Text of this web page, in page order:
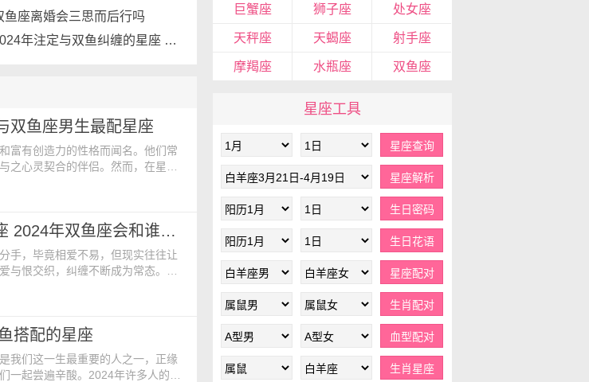
鱼座离婚会三思而后行吗
2024年注定与双鱼纠缠的星座 2024年双鱼座会和谁走到一起
双鱼座男生最配星座
富有创造力的性格而闻名。他们常
之心灵契合的伴侣。然而，在星座
的人，两人在一起感到再幸福 2024年注定与双鱼纠缠的星座 2024年双鱼座会和谁走到一起
手，毕竟相爱不易，但现实往往让
与恨交织，纠缠不断成为常态。让
旦到达一个新的环境他们就要
搭配的星座
我们这一生最重要的人之一，正缘
一起尝遍辛酸。2024年许多人的运
巨蟹座 狮子座 处女座
天秤座 天蝎座 射手座
摩羯座 水瓶座 双鱼座
星座工具